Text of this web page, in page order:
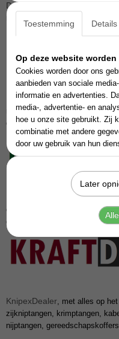
DormerDealer
DreumexDealer, met alles op
reinigingsoplossingen
desinfectieproducten, etc.) van
, met alles op het
doppen, momentsleutels,
gereedschapswagens, etc.) van
KnipexDealer, met alles op
zijkniptangen, krimptangen,
nijptangen,
Toestemming Details
Op deze website
Cookies worden door ons
aanbieden van sociale
informatie en advertenties.
media-, advertentie- en
hoe u onze site gebruikt. Zij
combinatie met andere
door uw gebruik van hun
Later